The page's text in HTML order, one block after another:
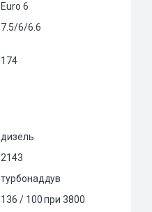
Euro 6
7.5/6/6.6
174
дизель
2143
турбонаддув
136 / 100 при 3800